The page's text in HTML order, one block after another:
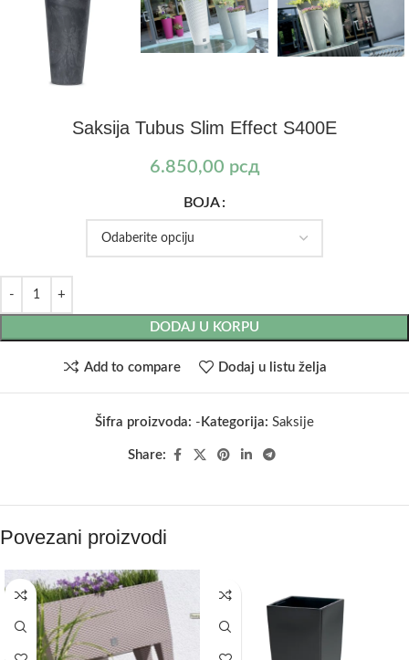
Saksija Tubus Slim Effect S400E
6.850,00 рсд
BOJA
DODAJ U KORPU
Add to compare Dodaj u listu želja
Šifra proizvoda: - Kategorija: Saksije
Share:
Povezani proizvodi